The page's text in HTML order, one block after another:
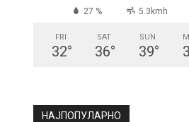
27 % 5.3kmh
FRI
32°
SAT
36°
SUN
39°
НАЈПОПУЛАРНО